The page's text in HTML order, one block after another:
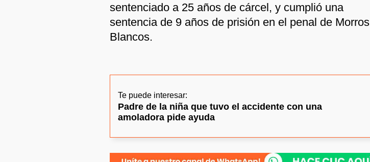
sentenciado a 25 años de cárcel, y cumplió una
sentencia de 9 años de prisión en el penal de Morros
Blancos.
Te puede interesar:
Padre de la niña que tuvo el accidente con una
amoladora pide ayuda